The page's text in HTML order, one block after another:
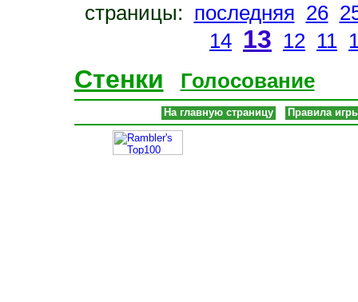
страницы: последняя 26
14 13 12 11
Стенки Голосование
На главную страницу Правила